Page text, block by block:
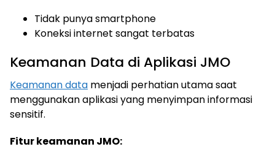
Tidak punya smartphone
Koneksi internet sangat terbatas
Keamanan Data di Aplikasi JMO
Keamanan data menjadi perhatian utama saat
menggunakan aplikasi yang menyimpan informasi
sensitif.
Fitur keamanan JMO: